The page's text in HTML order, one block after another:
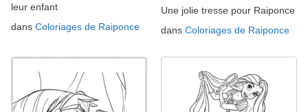
leur enfant
dans Coloriages de Raiponce
Une jolie tresse pour Raiponce
dans Coloriages de Raiponce